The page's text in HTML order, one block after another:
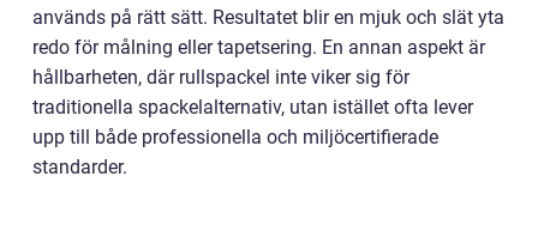
används på rätt sätt. Resultatet blir en mjuk och slät yta
redo för målning eller tapetsering. En annan aspekt är
hållbarheten, där rullspackel inte viker sig för
traditionella spackelalternativ, utan istället ofta lever
upp till både professionella och miljöcertifierade
standarder.